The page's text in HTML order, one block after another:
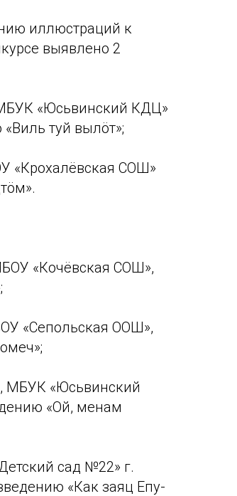
иллюстраций к
выявлено 2
«Юсьвинский КДЦ»
туй вылöт»;
«Крохалёвская СОШ»
«Кочёвская СОШ»,
«Сепольская ООШ»,
МБУК «Юсьвинский
«Ой, менам
сад №22» г.
«Как заяц Епу-